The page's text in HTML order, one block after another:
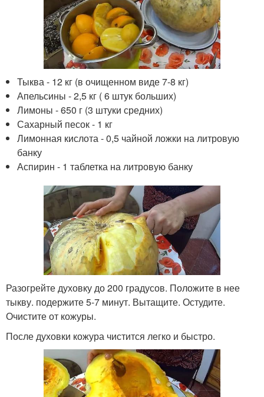
Тыква - 12 кг (в очищенном виде 7-8 кг)
Апельсины - 2,5 кг ( 6 штук больших)
Лимоны - 650 г (3 штуки средних)
Сахарный песок - 1 кг
Лимонная кислота - 0,5 чайной ложки на литровую
банку
Аспирин - 1 таблетка на литровую банку
Разогрейте духовку до 200 градусов. Положите в нее
тыкву. подержите 5-7 минут. Вытащите. Остудите.
Очистите от кожуры.
После духовки кожура чистится легко и быстро.